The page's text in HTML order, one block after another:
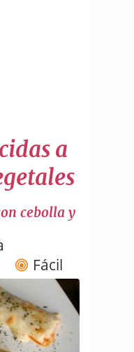
a
cebolla y
Fácil